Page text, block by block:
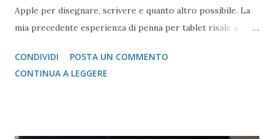
Apple per disegnare, scrivere e quanto altro possibile. La
mia precedente esperienza di penna per tablet risale a
affascinante non era così rapida come quella per iPad.
CONDIVIDI
POSTA UN COMMENTO
CONTINUA A LEGGERE